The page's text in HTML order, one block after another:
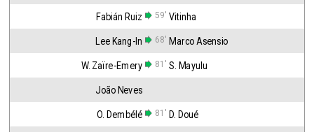
Fabián Ruiz 59' Vitinha
Lee Kang-In 68' Marco Asensio
W. Zaïre-Emery 81' S. Mayulu
João Neves
O. Dembélé 81' D. Doué